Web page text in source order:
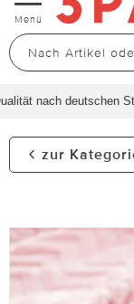
Navigation
umschalten
Menü
nach deutschen
zur